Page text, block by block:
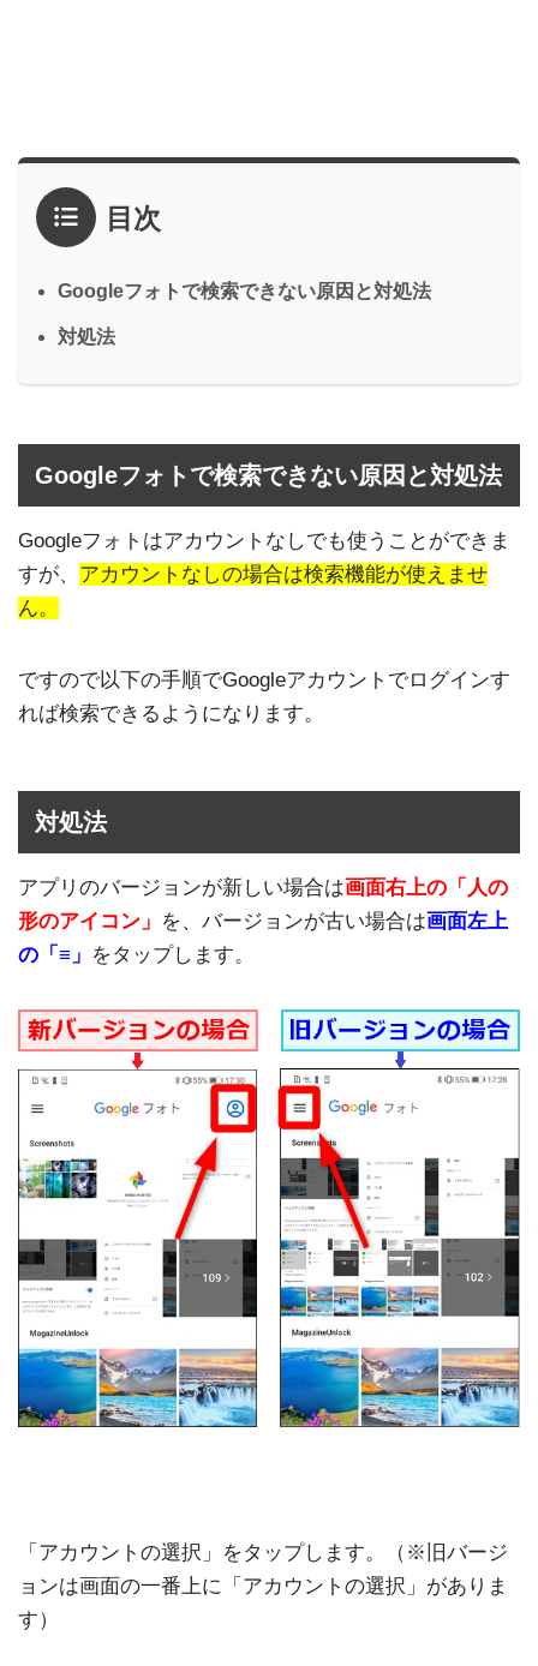
目次
Googleフォトで検索できない原因と対処法
対処法
Googleフォトで検索できない原因と対処法
Googleフォトはアカウントなしでも使うことができま
すが、 アカウントなしの場合は検索機能が使えませ
ん。
ですので以下の手順でGoogleアカウントでログインす
れば検索できるようになります。
対処法
アプリのバージョンが新しい場合は画面右上の「人の
形のアイコン」 を、バージョンが古い場合は画面左上
の「≡」 をタップします。
「アカウントの選択」をタップします。（※旧バージ
ョンは画面の一番上に「アカウントの選択」がありま
す）